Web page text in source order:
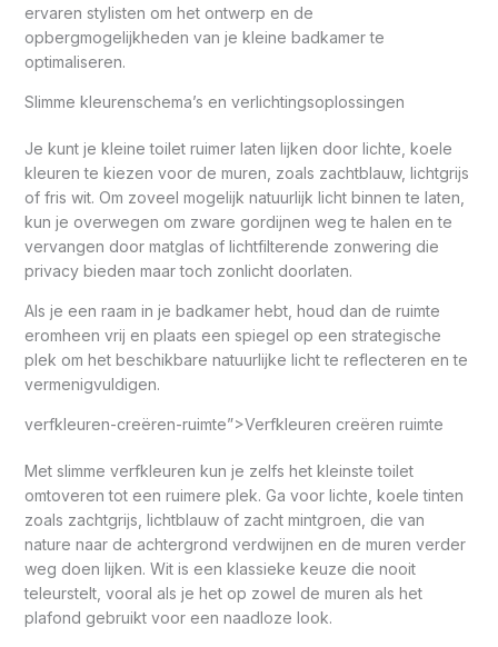
ervaren stylisten om het ontwerp en de
opbergmogelijkheden van je kleine badkamer te
optimaliseren.
Slimme kleurenschema’s en verlichtingsoplossingen
Je kunt je kleine toilet ruimer laten lijken door lichte, koele
kleuren te kiezen voor de muren, zoals zachtblauw, lichtgrijs
of fris wit. Om zoveel mogelijk natuurlijk licht binnen te laten,
kun je overwegen om zware gordijnen weg te halen en te
vervangen door matglas of lichtfilterende zonwering die
privacy bieden maar toch zonlicht doorlaten.
Als je een raam in je badkamer hebt, houd dan de ruimte
eromheen vrij en plaats een spiegel op een strategische
plek om het beschikbare natuurlijke licht te reflecteren en te
vermenigvuldigen.
verfkleuren-creëren-ruimte”>Verfkleuren creëren ruimte
Met slimme verfkleuren kun je zelfs het kleinste toilet
omtoveren tot een ruimere plek. Ga voor lichte, koele tinten
zoals zachtgrijs, lichtblauw of zacht mintgroen, die van
nature naar de achtergrond verdwijnen en de muren verder
weg doen lijken. Wit is een klassieke keuze die nooit
teleurstelt, vooral als je het op zowel de muren als het
plafond gebruikt voor een naadloze look.